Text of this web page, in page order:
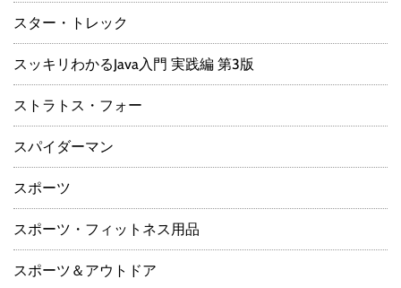
スター・トレック
スッキリわかるJava入門 実践編 第3版
ストラトス・フォー
スパイダーマン
スポーツ
スポーツ・フィットネス用品
スポーツ＆アウトドア